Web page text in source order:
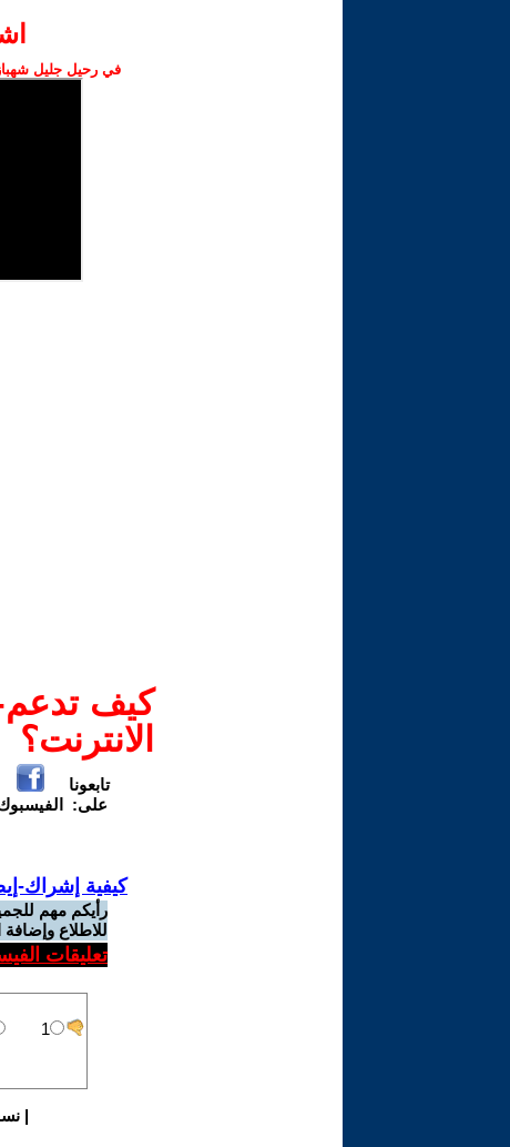
في رحيل جليل
كيف تدعم-
الانترنت؟
تابعونا
على:
كيفية إشراك-
رأيكم مهم
للاطلاع
تعليقات
|